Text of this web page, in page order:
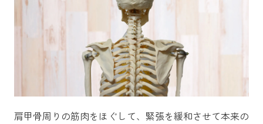
肩甲骨周りの筋肉をほぐして、緊張を緩和させて本来の